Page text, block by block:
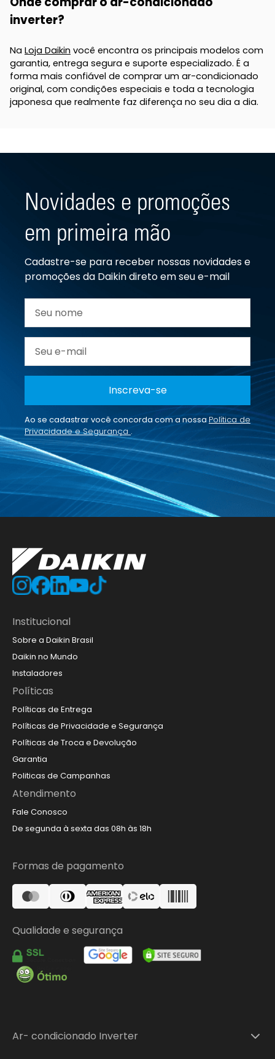
inverter?
Na Loja Daikin você encontra os principais modelos com
garantia, entrega segura e suporte especializado. É a
forma mais confiável de comprar um ar-condicionado
original, com condições especiais e toda a tecnologia
japonesa que realmente faz diferença no seu dia a dia.
Novidades e promoções
em primeira mão
Cadastre-se para receber nossas novidades e
promoções da Daikin direto em seu e-mail
Inscreva-se
Ao se cadastrar você concorda com a nossaPolítica de
Privacidade e Segurança .
Institucional
Sobre a Daikin Brasil
Daikin no Mundo
Instaladores
Políticas
Políticas de Entrega
Políticas de Privacidade e Segurança
Políticas de Troca e Devolução
Garantia
Politicas de Campanhas
Atendimento
Fale Conosco
De segunda à sexta das 08h às 18h
Formas de pagamento
Qualidade e segurança
Ar- condicionado Inverter